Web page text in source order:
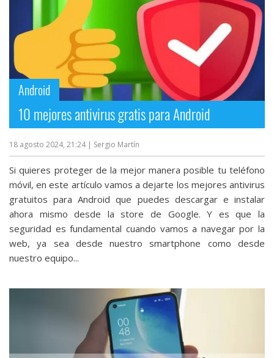
Android
10 mejores antivirus gratis para Android
18 agosto 2024, 21:24 | Sergio Martín
Si quieres proteger de la mejor manera posible tu teléfono
móvil, en este artículo vamos a dejarte los mejores antivirus
gratuitos para Android que puedes descargar e instalar
ahora mismo desde la store de Google. Y es que la
seguridad es fundamental cuando vamos a navegar por la
web, ya sea desde nuestro smartphone como desde
nuestro equipo...